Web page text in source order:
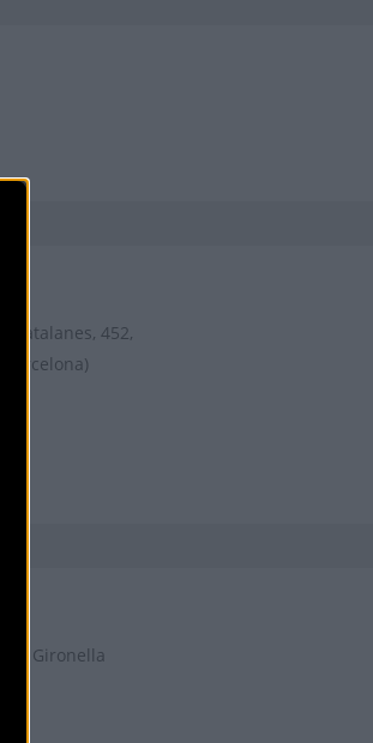
Catalanes, 452,
Gironella